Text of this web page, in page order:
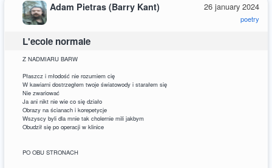
26 january 2024
poetry
Adam Pietras (Barry Kant)
L'ecole normale
Z NADMIARU BARW
Płaszcz i młodość nie rozumiem cię
W kawiarni dostrzegłem twoje światowody i starałem się
Nie zwariować
Ja ani nikt nie wie co się działo
Obrazy na ścianach i korepetycje
Wszyscy byli dla mnie tak cholernie mili jakbym
Obudził się po operacji w klinice
PO OBU STRONACH